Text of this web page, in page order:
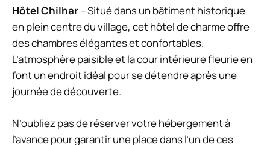
Hôtel Chilhar– Situé dans un bâtiment historique
en plein centre du village, cet hôtel de charme offre
des chambres élégantes et confortables.
L’atmosphère paisible et la cour intérieure fleurie en
font un endroit idéal pour se détendre après une
journée de découverte.
N’oubliez pas de réserver votre hébergement à
l’avance pour garantir une place dans l’un de ces